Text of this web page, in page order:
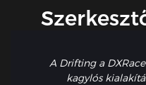
A Drifting a
kagylós